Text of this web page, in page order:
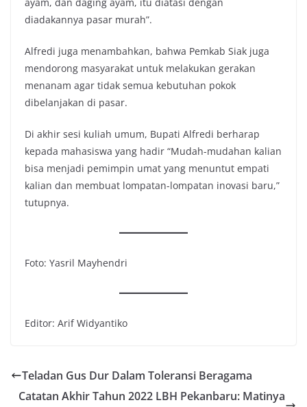
ayam, dan daging ayam, itu diatasi dengan
diadakannya pasar murah”.
Alfredi juga menambahkan, bahwa Pemkab Siak juga
mendorong masyarakat untuk melakukan gerakan
menanam agar tidak semua kebutuhan pokok
dibelanjakan di pasar.
Di akhir sesi kuliah umum, Bupati Alfredi berharap
kepada mahasiswa yang hadir “Mudah-mudahan kalian
bisa menjadi pemimpin umat yang menuntut empati
kalian dan membuat lompatan-lompatan inovasi baru,”
tutupnya.
Foto: Yasril Mayhendri
Editor: Arif Widyantiko
Teladan Gus Dur Dalam Toleransi Beragama
Catatan Akhir Tahun 2022 LBH Pekanbaru: Matinya